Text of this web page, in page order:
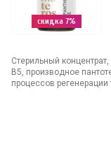
скидка 7%
Стерильный
В5, производное
процессов